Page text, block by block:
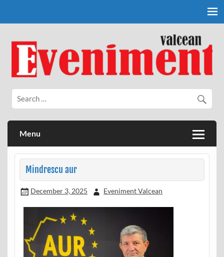
Eveniment Valcean
Menu
Mindrescu aur
December 3, 2025 Eveniment Valcean